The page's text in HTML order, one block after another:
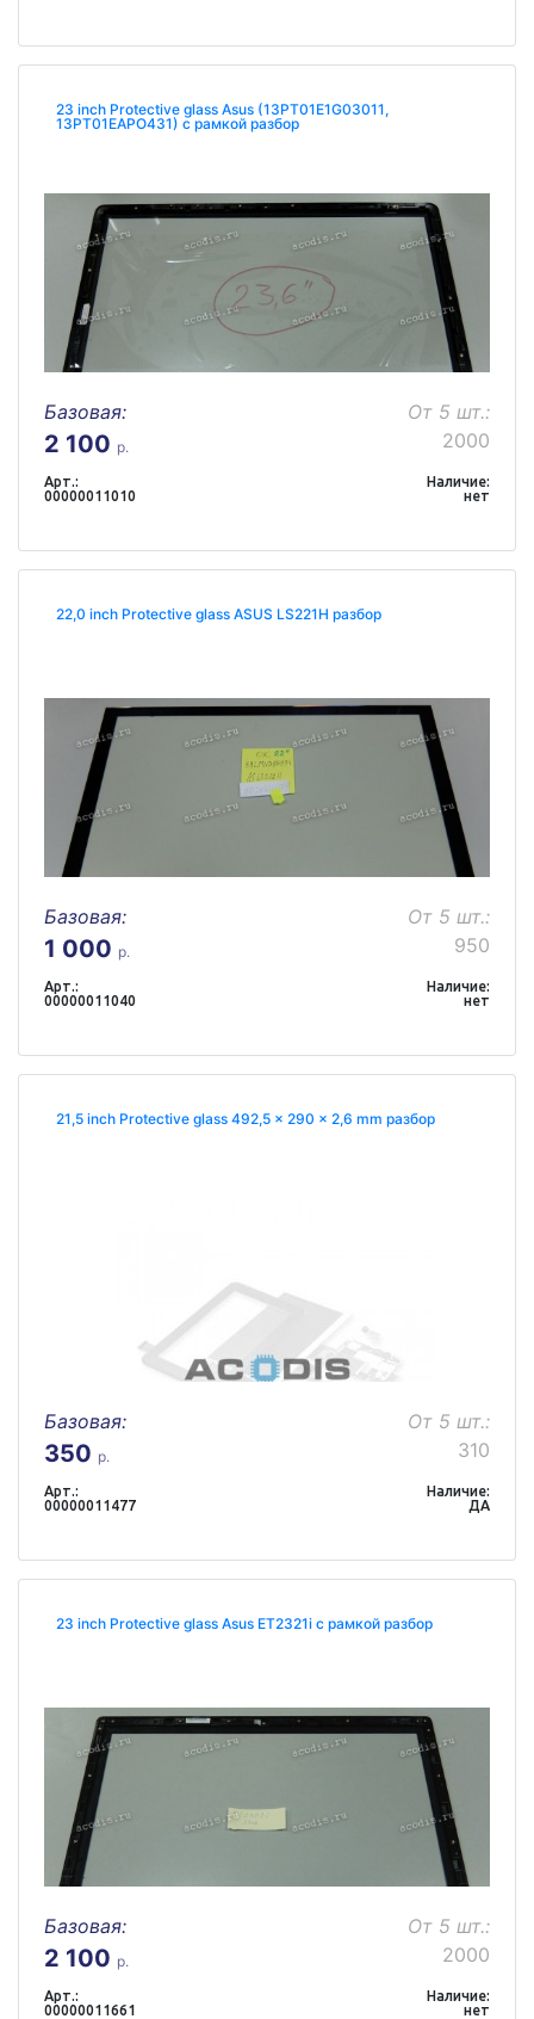
23 inch Protective glass Asus (13PT01E1G03011,
13PT01EAPO431) с рамкой разбор
Базовая:
2 100 р.
От 5 шт.:
2000
Арт.:
00000011010
Наличие:
нет
22,0 inch Protective glass ASUS LS221H разбор
Базовая:
1 000 р.
От 5 шт.:
950
Арт.:
00000011040
Наличие:
нет
21,5 inch Protective glass 492,5 x 290 x 2,6 mm разбор
Базовая:
350 р.
От 5 шт.:
310
Арт.:
00000011477
Наличие:
ДА
23 inch Protective glass Asus ET2321i с рамкой разбор
Базовая:
2 100 р.
От 5 шт.:
2000
Арт.:
00000011661
Наличие:
нет